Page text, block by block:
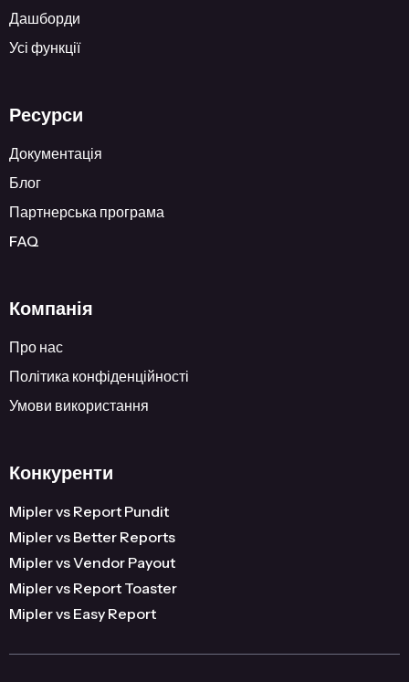
Дашборди
Усі функції
Ресурси
Документація
Блог
Партнерська програма
FAQ
Компанія
Про нас
Політика конфіденційності
Умови використання
Конкуренти
Mipler vs Report Pundit
Mipler vs Better Reports
Mipler vs Vendor Payout
Mipler vs Report Toaster
Mipler vs Easy Report